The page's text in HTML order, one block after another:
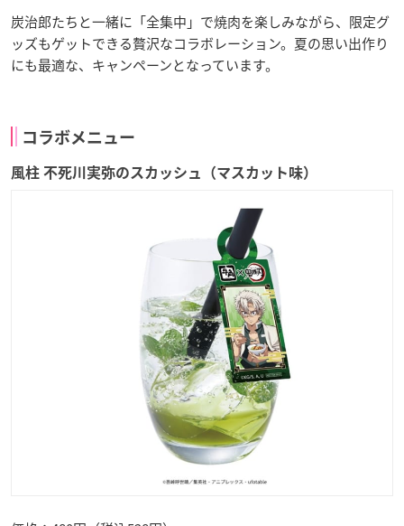
炭治郎たちと一緒に「全集中」で焼肉を楽しみながら、限定グ
ッズもゲットできる贅沢なコラボレーション。夏の思い出作り
にも最適な、キャンペーンとなっています。
コラボメニュー
風柱 不死川実弥のスカッシュ（マスカット味）